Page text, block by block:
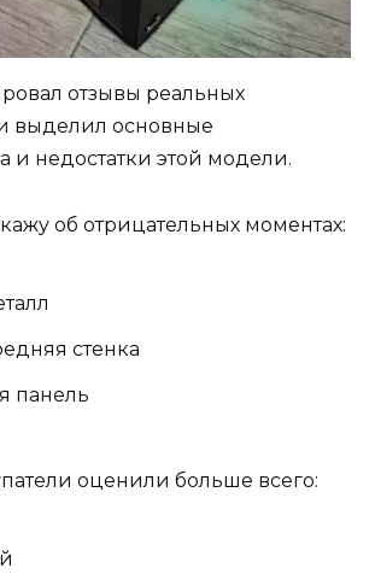
отзывы реальных
выделил основные
и недостатки этой модели.
об отрицательных моментах:
стенка
панель
оценили больше всего: